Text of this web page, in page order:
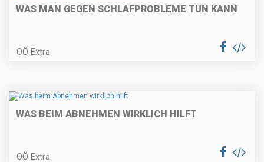
WAS MAN GEGEN SCHLAFPROBLEME TUN KANN
OÖ Extra
WAS BEIM ABNEHMEN WIRKLICH HILFT
OÖ Extra